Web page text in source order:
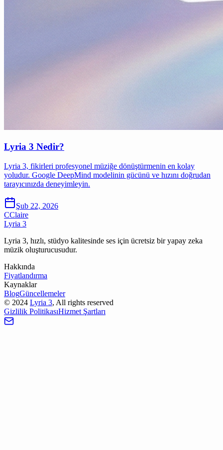
Lyria 3 Nedir?
Lyria 3, fikirleri profesyonel müziğe dönüştürmenin en kolay
yoludur. Google DeepMind modelinin gücünü ve hızını doğrudan
tarayıcınızda deneyimleyin.
Şub 22, 2026
CClaire
Lyria 3
Lyria 3, hızlı, stüdyo kalitesinde ses için ücretsiz bir yapay zeka
müzik oluşturucusudur.
Hakkında
Fiyatlandırma
Kaynaklar
BlogGüncellemeler
© 2024 Lyria 3, All rights reserved
Gizlilik PolitikasıHizmet Şartları